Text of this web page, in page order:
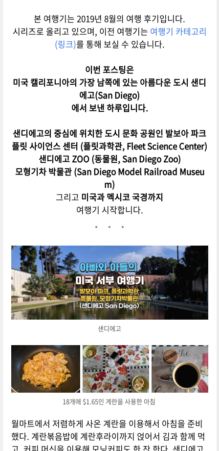
본 여행기는 2019년 8월의 여행 후기입니다.
시리즈로 올리고 있으며, 이전 여행기는 여행기 카테고리
(링크)를 통해 보실 수 있습니다.
이번 포스팅은
미국 캘리포니아의 가장 남쪽에 있는 아름다운 도시 샌디
에고(San Diego)
에서 보낸 하루입니다.
샌디에고의 중심에 위치한 도시 문화 공원인 발보아 파크
플릿 사이언스 센터 (플릿과학관, Fleet Science Center)
샌디에고 ZOO (동물원, San Diego Zoo)
모형기차 박물관 (San Diego Model Railroad Museu
m)
그리고 미국과 멕시코 국경까지
여행기 시작합니다.
샌디에고
18개에 $1.65인 게란을 사용한 아침
월마트에서 저렴하게 사온 계란을 이용해서 아침을 준비
했다. 계란볶음밥에 계란후라이까지 얹어서 김과 함께 먹